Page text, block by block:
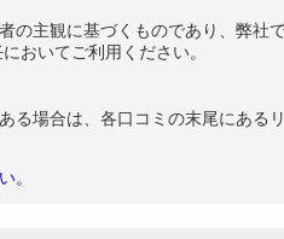
の主観に基づくものであり、弊社
おいてご利用ください。
る場合は、各口コミの末尾にある
。